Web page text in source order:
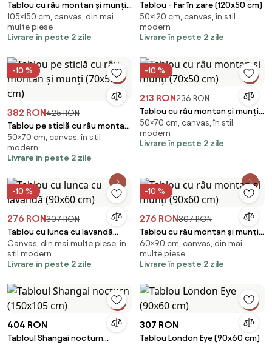
Tablou cu râu montan și munți
(150x105 cm)
105×150 cm, canvas, din mai
multe piese
Livrare în peste 2 zile
Tablou - Far în zare (120x50 cm)
50×120 cm, canvas, în stil
modern
Livrare în peste 2 zile
-10 %
382 RON425 RON
Tablou pe sticlă cu râu montan
și munți (70x50 cm)
50×70 cm, canvas, în stil
modern
Livrare în peste 2 zile
-10 %
213 RON236 RON
Tablou cu râu montan și munți
(70x50 cm)
50×70 cm, canvas, în stil
modern
Livrare în peste 2 zile
-10 %
276 RON307 RON
Tablou cu lunca cu lavandă
(90x60 cm)
Canvas, din mai multe piese, în
stil modern
Livrare în peste 2 zile
-10 %
276 RON307 RON
Tablou cu râu montan și munți
(90x60 cm)
60×90 cm, canvas, din mai
multe piese
Livrare în peste 2 zile
404 RON
Tabloul Shangai nocturn
307 RON
Tablou London Eye (90x60 cm)